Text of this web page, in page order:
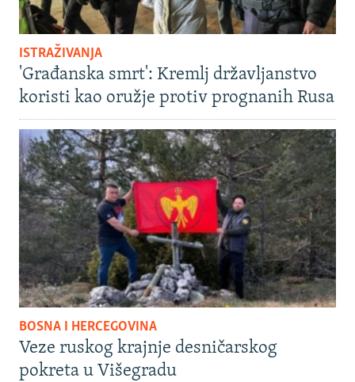
ISTRAŽIVANJA
'Građanska smrt': Kremlj državljanstvo
koristi kao oružje protiv prognanih Rusa
BOSNA I HERCEGOVINA
Veze ruskog krajnje desničarskog
pokreta u Višegradu